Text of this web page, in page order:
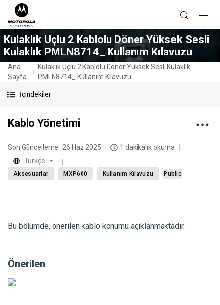
Kulaklık Uçlu 2 Kablolu Döner Yüksek Sesli
Kulaklık PMLN8714_ Kullanım Kılavuzu
Ana
Sayfa
Kulaklık Uçlu 2 Kablolu Döner Yüksek Sesli Kulaklık
PMLN8714_ Kullanım Kılavuzu
İçindekiler
Kablo Yönetimi
Son Güncelleme 26 Haz 2025
1 dakikalık okuma
Türkçe
Aksesuarlar MXP600 Kullanım Kılavuzu Public
Bu bölümde, önerilen kablo konumu açıklanmaktadır.
Önerilen